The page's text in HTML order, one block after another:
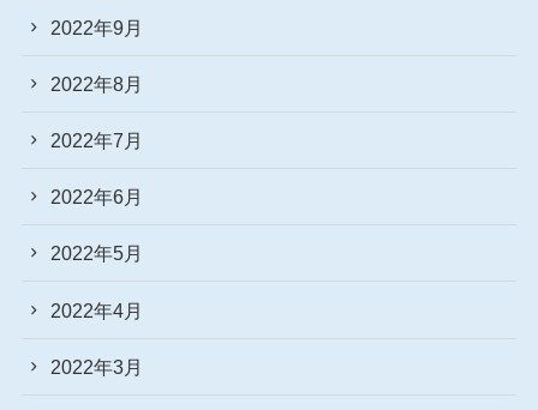
2022年9月
2022年8月
2022年7月
2022年6月
2022年5月
2022年4月
2022年3月